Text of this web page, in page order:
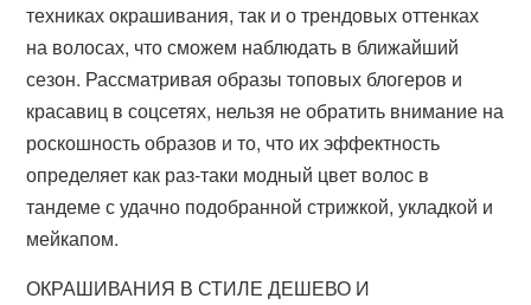
техниках окрашивания, так и о трендовых оттенках
на волосах, что сможем наблюдать в ближайший
сезон. Рассматривая образы топовых блогеров и
красавиц в соцсетях, нельзя не обратить внимание на
роскошность образов и то, что их эффектность
определяет как раз-таки модный цвет волос в
тандеме с удачно подобранной стрижкой, укладкой и
мейкапом.
ОКРАШИВАНИЯ В СТИЛЕ ДЕШЕВО И